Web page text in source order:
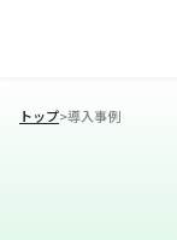
トップ>導入事例